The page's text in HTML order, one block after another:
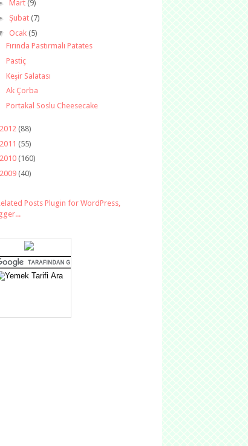
Mart (9)
Şubat (7)
Ocak (5)
Fırında Pastırmalı Patates
Pastiç
Keşir Salatası
Ak Çorba
Portakal Soslu Cheesecake
2012 (88)
2011 (55)
2010 (160)
2009 (40)